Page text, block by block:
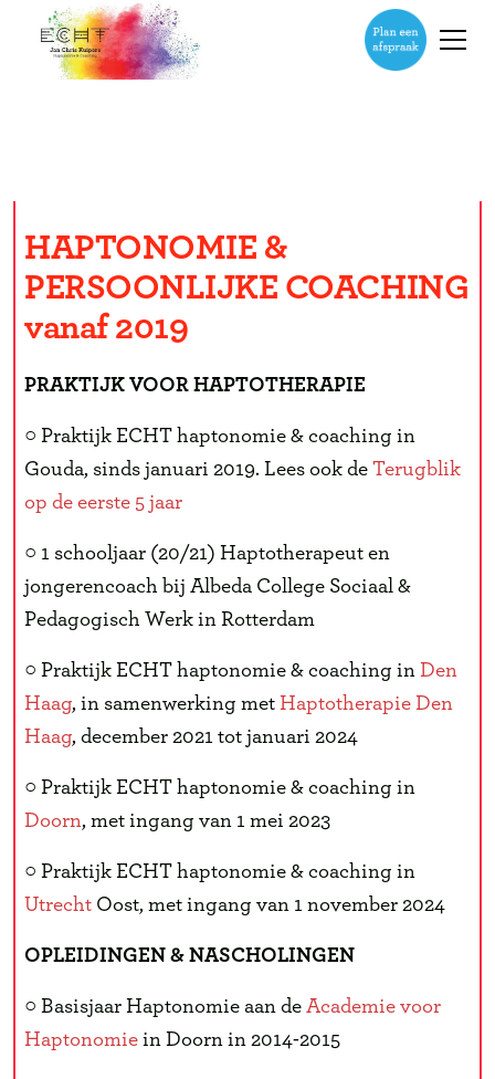
WERKERVARING
HAPTONOMIE &
PERSOONLIJKE COACHING
vanaf 2019
PRAKTIJK VOOR HAPTOTHERAPIE
○ Praktijk ECHT haptonomie & coaching in
Gouda, sinds januari 2019. Lees ook deTerugblik
op de eerste 5 jaar
○ 1 schooljaar (20/21) Haptotherapeut en
jongerencoach bij Albeda College Sociaal &
Pedagogisch Werk in Rotterdam
○ Praktijk ECHT haptonomie & coaching in Den
Haag, in samenwerking met Haptotherapie Den
Haag, december 2021 tot januari 2024
○ Praktijk ECHT haptonomie & coaching in
Doorn, met ingang van 1 mei 2023
○ Praktijk ECHT haptonomie & coaching in
Utrecht Oost, met ingang van 1 november 2024
OPLEIDINGEN & NASCHOLINGEN
○ Basisjaar Haptonomie aan deAcademie voor
Haptonomie in Doorn in 2014-2015